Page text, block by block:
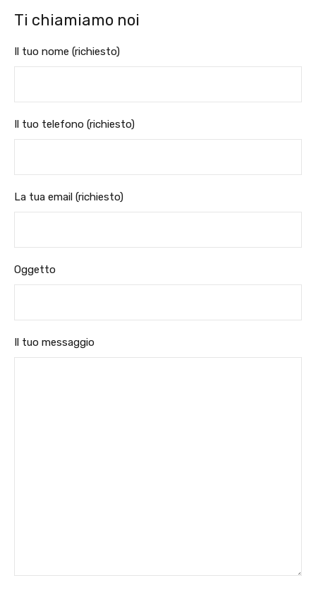
Ti chiamiamo noi
Il tuo nome (richiesto)
Il tuo telefono (richiesto)
La tua email (richiesto)
Oggetto
Il tuo messaggio